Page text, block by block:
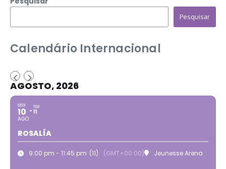
Pesquisar
Calendário Internacional
AGOSTO, 2026
SEG
10
AGO
TER
11
ROSALÍA
9:00 pm - 11:45 pm (11) (GMT+00:00) Jeunesse Arena